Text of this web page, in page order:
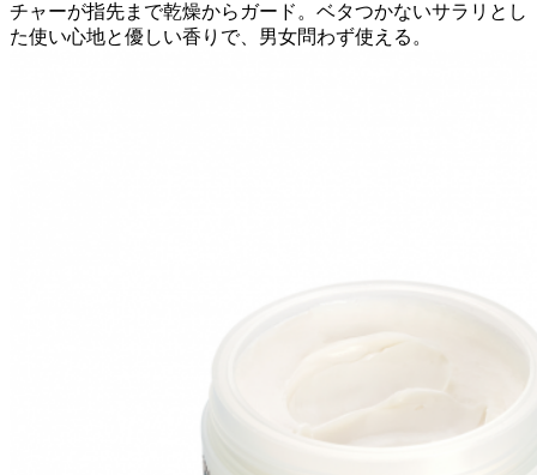
チャーが指先まで乾燥からガード。ベタつかないサラリとし
た使い心地と優しい香りで、男女問わず使える。